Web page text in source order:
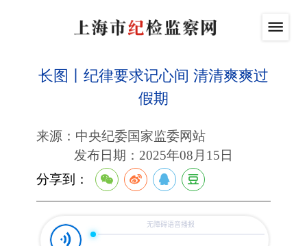
长图丨纪律要求记心间 清清爽爽过
假期
来源：中央纪委国家监委网站
发布日期：2025年08月15日
分享到：